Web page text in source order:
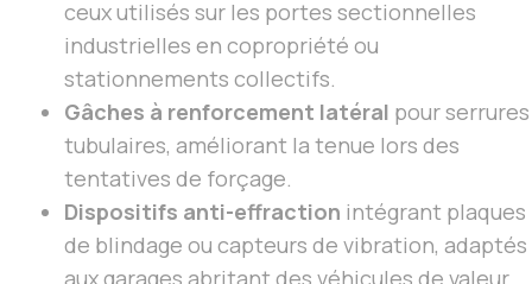
ceux utilisés sur les portes sectionnelles
industrielles en copropriété ou
stationnements collectifs.
Gâches à renforcement latéral pour serrures
tubulaires, améliorant la tenue lors des
tentatives de forçage.
Dispositifs anti-effraction intégrant plaques
de blindage ou capteurs de vibration, adaptés
aux garages abritant des véhicules de valeur